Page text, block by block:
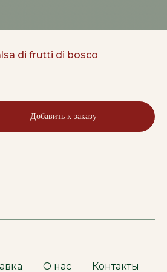
di frutti di bosco
Добавить к заказу
О нас Контакты